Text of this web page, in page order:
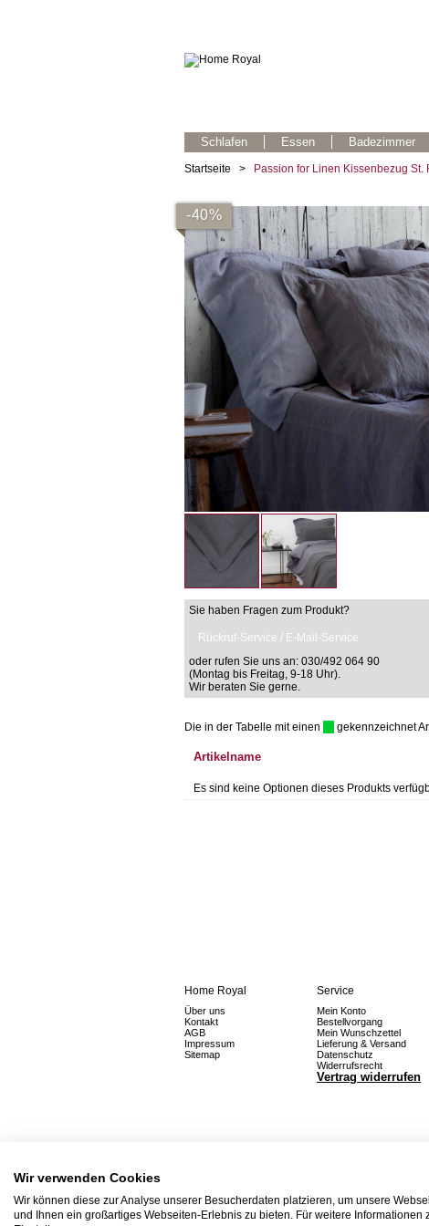
Schlafen Essen Badezimmer
Startseite > Passion for Linen Kissenbezug St.
-40%
Sie haben Fragen zum Produkt?
Rückruf-Service / E-Mail-Service
oder rufen Sie uns an: 030/492 064 90
(Montag bis Freitag, 9-18 Uhr).
Wir beraten Sie gerne.
Die in der Tabelle mit einen gekennzeichnet
Artikelname
Es sind keine Optionen dieses Produkts
Home Royal
Über uns
Kontakt
AGB
Impressum
Sitemap
Service
Mein Konto
Bestellvorgang
Mein Wunschzettel
Lieferung & Versand
Datenschutz
Widerrufsrecht
Vertrag widerrufen
Wir verwenden Cookies
Wir können diese zur Analyse unserer Besucherdaten platzieren, um unsere
und Ihnen ein großartiges Webseiten-Erlebnis zu bieten. Für weitere